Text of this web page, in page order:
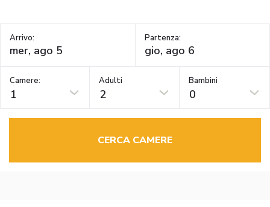
Arrivo: Partenza:
Camere:
1
Adulti
2
Bambini
0
CERCA CAMERE